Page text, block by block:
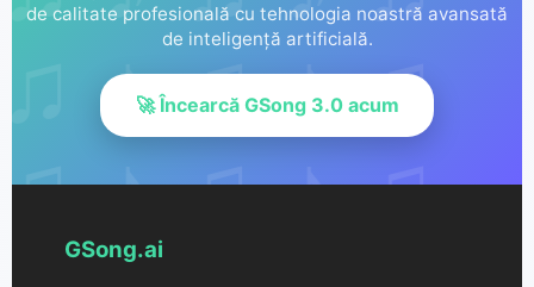
de calitate profesională cu tehnologia noastră avansată
de inteligență artificială.
🚀 Încearcă GSong 3.0 acum
GSong.ai